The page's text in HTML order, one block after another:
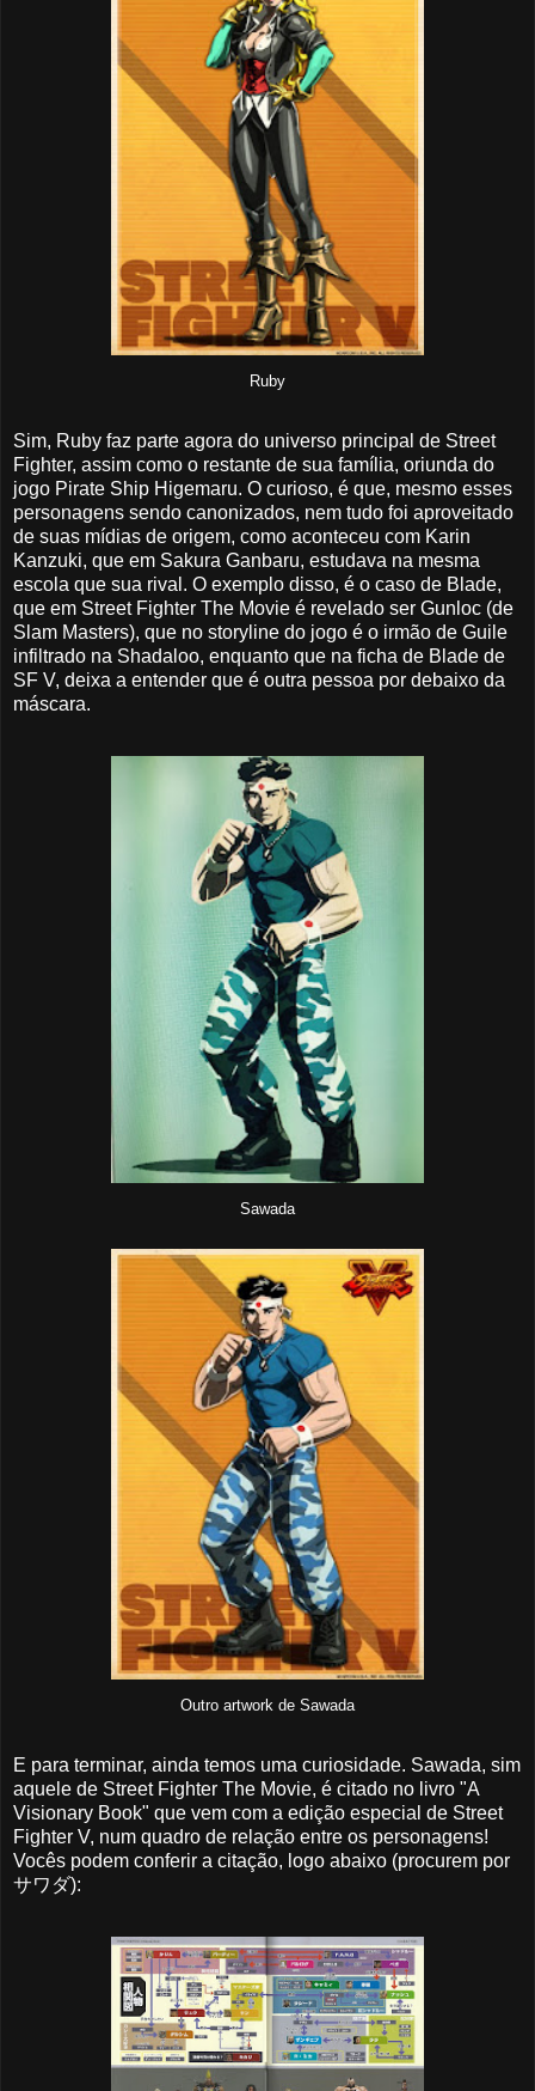
Ruby
Sim, Ruby faz parte agora do universo principal de Street
Fighter, assim como o restante de sua família, oriunda do
jogo Pirate Ship Higemaru. O curioso, é que, mesmo esses
personagens sendo canonizados, nem tudo foi aproveitado
de suas mídias de origem, como aconteceu com Karin
Kanzuki, que em Sakura Ganbaru, estudava na mesma
escola que sua rival. O exemplo disso, é o caso de Blade,
que em Street Fighter The Movie é revelado ser Gunloc (de
Slam Masters), que no storyline do jogo é o irmão de Guile
infiltrado na Shadaloo, enquanto que na ficha de Blade de
SF V, deixa a entender que é outra pessoa por debaixo da
máscara.
Sawada
Outro artwork de Sawada
E para terminar, ainda temos uma curiosidade. Sawada, sim
aquele de Street Fighter The Movie, é citado no livro "A
Visionary Book" que vem com a edição especial de Street
Fighter V, num quadro de relação entre os personagens!
Vocês podem conferir a citação, logo abaixo (procurem por
サワダ):